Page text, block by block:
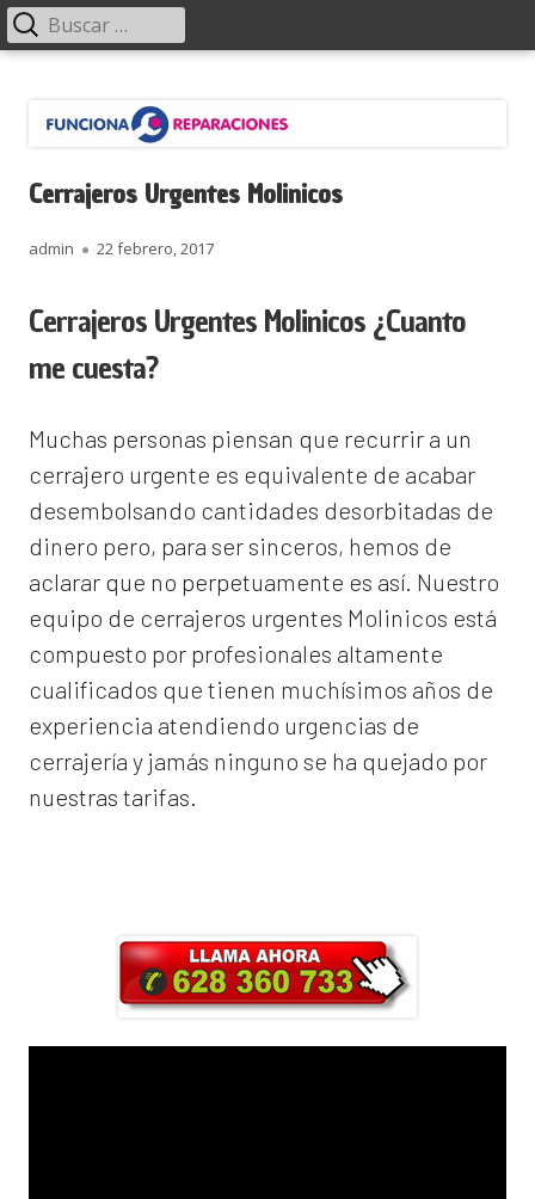
contenido
Menú
principal Buscar:
Cerrajeros Urgentes Molinicos
Autor
admin
Publicado
22 febrero, 2017
Cerrajeros Urgentes Molinicos ¿Cuanto
me cuesta?
Muchas personas piensan que recurrir a un
cerrajero urgente es equivalente de acabar
desembolsando cantidades desorbitadas de
dinero pero, para ser sinceros, hemos de
aclarar que no perpetuamente es así. Nuestro
equipo de cerrajeros urgentes Molinicos está
compuesto por profesionales altamente
cualificados que tienen muchísimos años de
experiencia atendiendo urgencias de
cerrajería y jamás ninguno se ha quejado por
nuestras tarifas.